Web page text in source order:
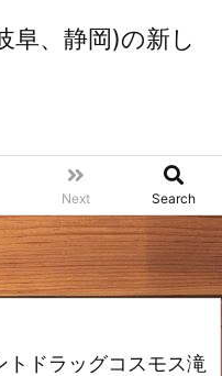
阜、静岡)の新し
Next Search
トドラッグコスモス滝